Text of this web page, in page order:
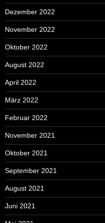
Dezember 2022
November 2022
Oktober 2022
August 2022
April 2022
März 2022
Februar 2022
November 2021
Oktober 2021
September 2021
August 2021
Juni 2021